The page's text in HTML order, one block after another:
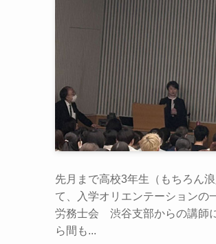
先月まで高校3年生（もちろん
て、入学オリエンテーションの
労務士会 渋谷支部からの講師
ら間も...